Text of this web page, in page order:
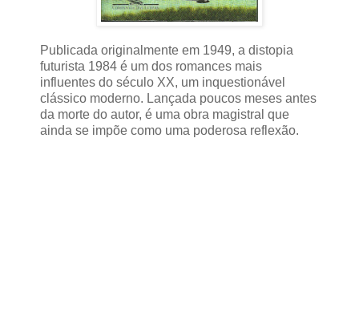
Publicada originalmente em 1949, a distopia
futurista 1984 é um dos romances mais
influentes do século XX, um inquestionável
clássico moderno. Lançada poucos meses antes
da morte do autor, é uma obra magistral que
ainda se impõe como uma poderosa reflexão.